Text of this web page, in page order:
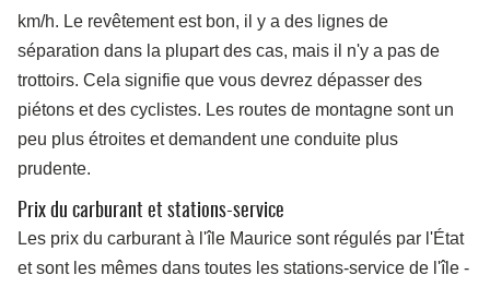
km/h. Le revêtement est bon, il y a des lignes de
séparation dans la plupart des cas, mais il n'y a pas de
trottoirs. Cela signifie que vous devrez dépasser des
piétons et des cyclistes. Les routes de montagne sont un
peu plus étroites et demandent une conduite plus
prudente.
Prix du carburant et stations-service
Les prix du carburant à l'île Maurice sont régulés par l'État
et sont les mêmes dans toutes les stations-service de l'île -